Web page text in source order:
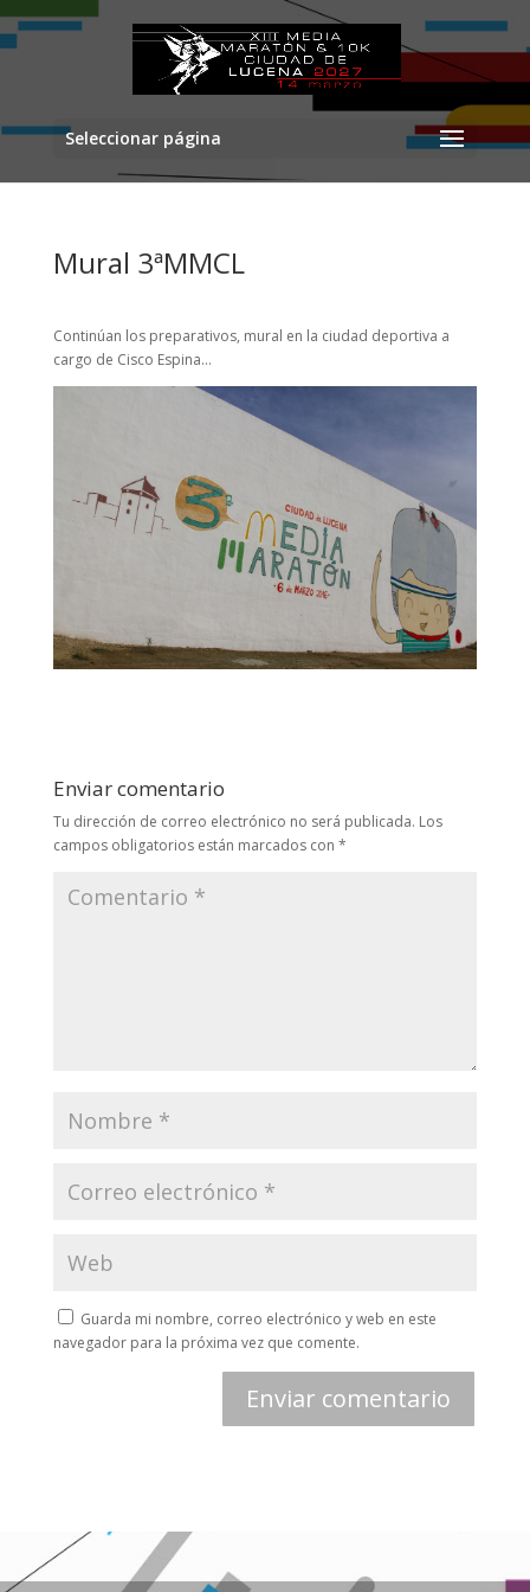
Seleccionar página
Mural 3ªMMCL
Continúan los preparativos, mural en la ciudad deportiva a
cargo de Cisco Espina…
Enviar comentario
Tu dirección de correo electrónico no será publicada. Los
campos obligatorios están marcados con *
Guarda mi nombre, correo electrónico y web en este
navegador para la próxima vez que comente.